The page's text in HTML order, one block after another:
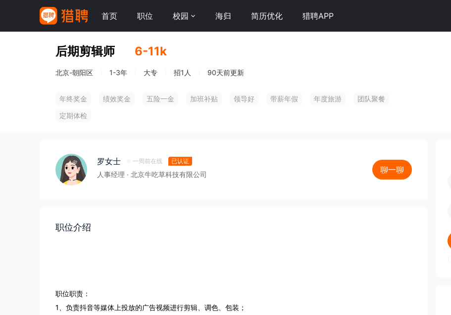
首页 职位 校园 海归 简历优化 猎聘APP
后期剪辑师 6-11k
北京-朝阳区 1-3年 大专 招1人 90天前更新
年终奖金
绩效奖金 五险一金 加班补贴 领导好 带薪年假 年度旅游
团队聚餐
定期体检
罗女士 一周前在线 已认证
人事经理 · 北京牛吃草科技有限公司 聊一聊
职位介绍
职位职责：
1、负责抖音等媒体上投放的广告视频进行剪辑、调色、包装；